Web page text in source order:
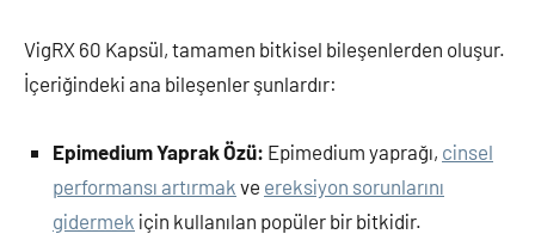
VigRX 60 Kapsül, tamamen bitkisel bileşenlerden oluşur.
İçeriğindeki ana bileşenler şunlardır:
Epimedium Yaprak Özü: Epimedium yaprağı, cinsel
performansı artırmak ve ereksiyon sorunlarını
gidermek için kullanılan popüler bir bitkidir.